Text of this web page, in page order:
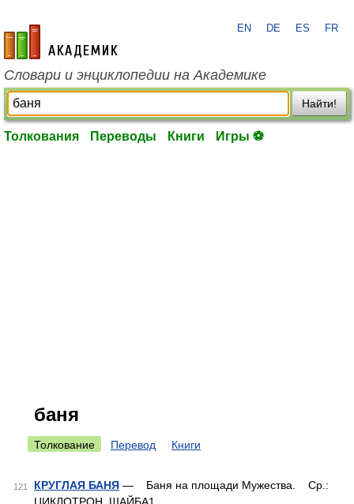
academic.ru
EN DE ES FR
Словари и энциклопедии на Академике
Найти!
Толкования Переводы Книги Игры ⚽
баня
Толкование Перевод Книги
121 КРУГЛАЯ БАНЯ — Баня на площади Мужества. Ср.: